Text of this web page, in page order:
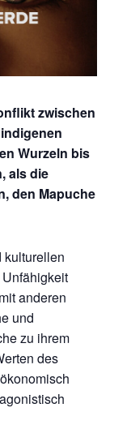
zwischen
Wurzeln bis
als die
den Mapuche
kulturellen
anderen
und
zu ihrem
des